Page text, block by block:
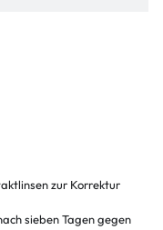
zur Korrektur
sieben Tagen gegen